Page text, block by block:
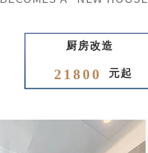
厨房改造
21800 元起